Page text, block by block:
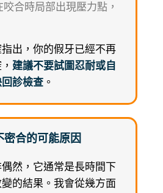
合時局部出現壓力點，
出，你的假牙已經不再
建議不要試圖忍耐或自
診檢查 。
密合的可能原因
然，它通常是長時間下
的結果。我會從幾方面